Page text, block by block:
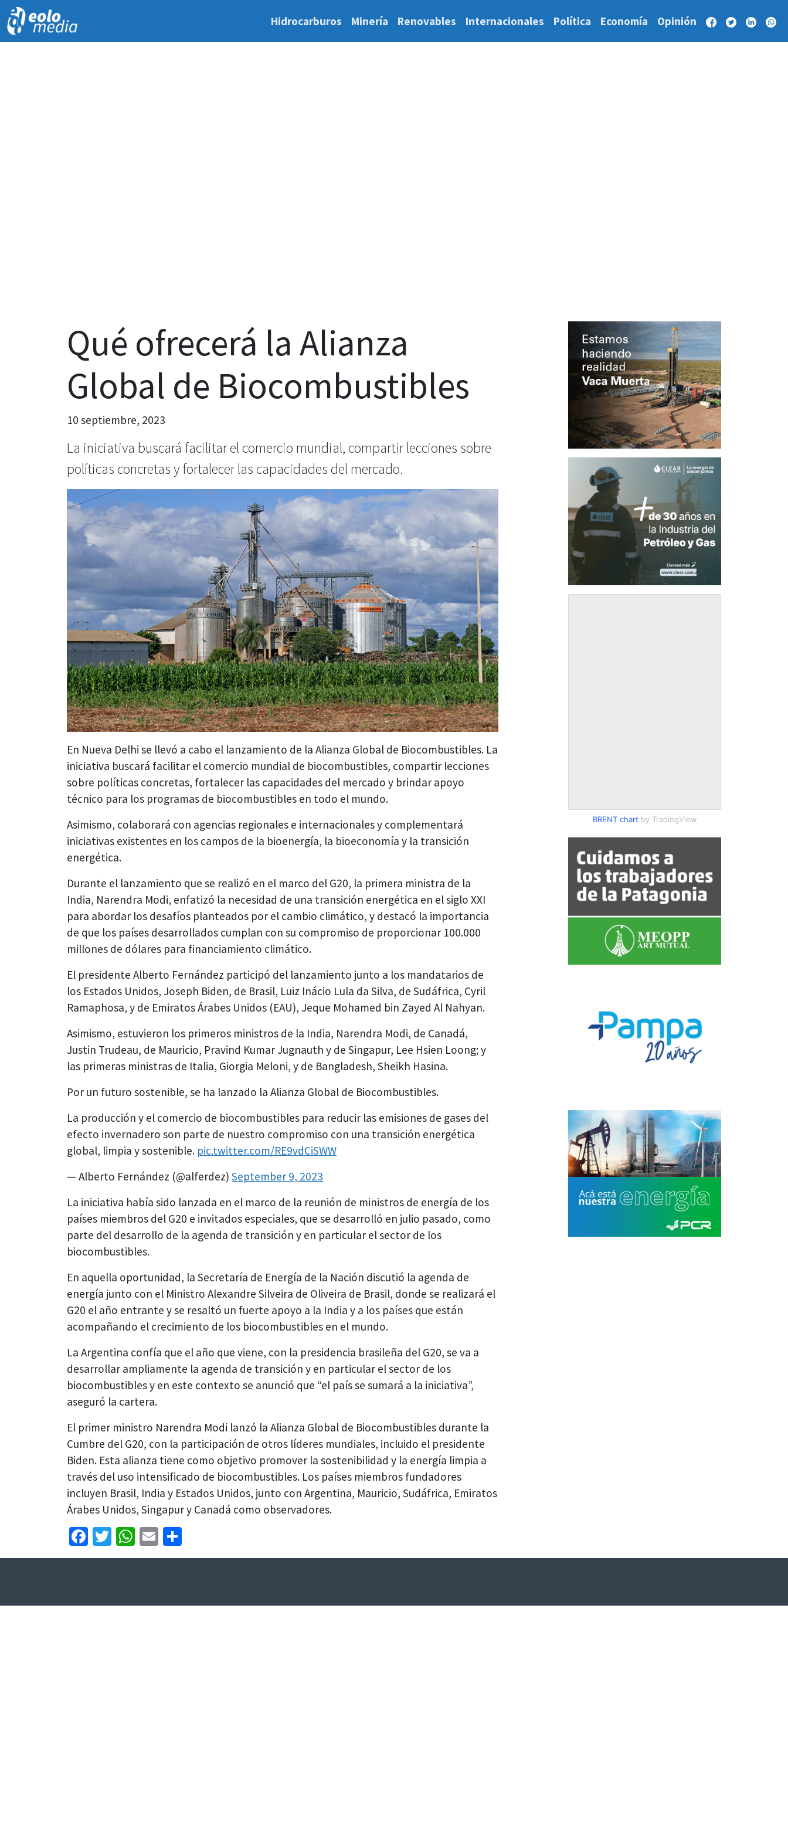
Hidrocarburos Minería Renovables Internacionales Política Economía Opinión
Qué ofrecerá la Alianza
Global de Biocombustibles
10 septiembre, 2023
La iniciativa buscará facilitar el comercio mundial, compartir lecciones sobre
políticas concretas y fortalecer las capacidades del mercado.
En Nueva Delhi se llevó a cabo el lanzamiento de la Alianza Global de Biocombustibles. La
iniciativa buscará facilitar el comercio mundial de biocombustibles, compartir lecciones
sobre políticas concretas, fortalecer las capacidades del mercado y brindar apoyo
técnico para los programas de biocombustibles en todo el mundo.
Asimismo, colaborará con agencias regionales e internacionales y complementará
iniciativas existentes en los campos de la bioenergía, la bioeconomía y la transición
energética.
Durante el lanzamiento que se realizó en el marco del G20, la primera ministra de la
India, Narendra Modi, enfatizó la necesidad de una transición energética en el siglo XXI
para abordar los desafíos planteados por el cambio climático, y destacó la importancia
de que los países desarrollados cumplan con su compromiso de proporcionar 100.000
millones de dólares para financiamiento climático.
El presidente Alberto Fernández participó del lanzamiento junto a los mandatarios de
los Estados Unidos, Joseph Biden, de Brasil, Luiz Inácio Lula da Silva, de Sudáfrica, Cyril
Ramaphosa, y de Emiratos Árabes Unidos (EAU), Jeque Mohamed bin Zayed Al Nahyan.
Asimismo, estuvieron los primeros ministros de la India, Narendra Modi, de Canadá,
Justin Trudeau, de Mauricio, Pravind Kumar Jugnauth y de Singapur, Lee Hsien Loong; y
las primeras ministras de Italia, Giorgia Meloni, y de Bangladesh, Sheikh Hasina.
Por un futuro sostenible, se ha lanzado la Alianza Global de Biocombustibles.
La producción y el comercio de biocombustibles para reducir las emisiones de gases del
efecto invernadero son parte de nuestro compromiso con una transición energética
global, limpia y sostenible. pic.twitter.com/RE9vdCiSWW
— Alberto Fernández (@alferdez) September 9, 2023
La iniciativa había sido lanzada en el marco de la reunión de ministros de energía de los
países miembros del G20 e invitados especiales, que se desarrolló en julio pasado, como
parte del desarrollo de la agenda de transición y en particular el sector de los
biocombustibles.
En aquella oportunidad, la Secretaría de Energía de la Nación discutió la agenda de
energía junto con el Ministro Alexandre Silveira de Oliveira de Brasil, donde se realizará el
G20 el año entrante y se resaltó un fuerte apoyo a la India y a los países que están
acompañando el crecimiento de los biocombustibles en el mundo.
La Argentina confía que el año que viene, con la presidencia brasileña del G20, se va a
desarrollar ampliamente la agenda de transición y en particular el sector de los
biocombustibles y en este contexto se anunció que “el país se sumará a la iniciativa”,
aseguró la cartera.
El primer ministro Narendra Modi lanzó la Alianza Global de Biocombustibles durante la
Cumbre del G20, con la participación de otros líderes mundiales, incluido el presidente
Biden. Esta alianza tiene como objetivo promover la sostenibilidad y la energía limpia a
través del uso intensificado de biocombustibles. Los países miembros fundadores
incluyen Brasil, India y Estados Unidos, junto con Argentina, Mauricio, Sudáfrica, Emiratos
Árabes Unidos, Singapur y Canadá como observadores.
Facebook
Twitter
WhatsApp
Email
BRENT chart by TradingView